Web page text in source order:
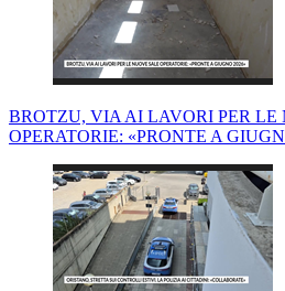
BROTZU, VIA AI LAVORI PER LE
OPERATORIE: «PRONTE A